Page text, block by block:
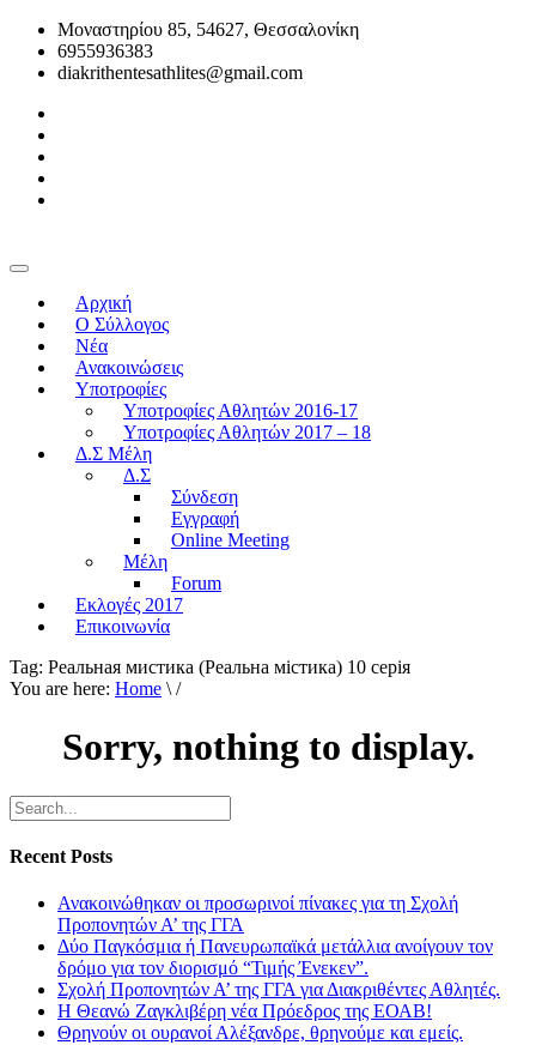
Μοναστηρίου 85, 54627, Θεσσαλονίκη
6955936383
diakrithentesathlites@gmail.com
Αρχική
O Σύλλογος
Νέα
Ανακοινώσεις
Υποτροφίες
Υποτροφίες Αθλητών 2016-17
Υποτροφίες Αθλητών 2017 – 18
Δ.Σ Μέλη
Δ.Σ
Σύνδεση
Εγγραφή
Online Meeting
Μέλη
Forum
Εκλογές 2017
Επικοινωνία
Tag: Реальная мистика (Реальна мiстика) 10 серiя
You are here: Home \ /
Sorry, nothing to display.
Recent Posts
Ανακοινώθηκαν οι προσωρινοί πίνακες για τη Σχολή
Προπονητών Α’ της ΓΓΑ
Δύο Παγκόσμια ή Πανευρωπαϊκά μετάλλια ανοίγουν τον
δρόμο για τον διορισμό “Τιμής Ένεκεν”.
Σχολή Προπονητών Α’ της ΓΓΑ για Διακριθέντες Αθλητές.
Η Θεανώ Ζαγκλιβέρη νέα Πρόεδρος της ΕΟΑΒ!
Θρηνούν οι ουρανοί Αλέξανδρε, θρηνούμε και εμείς.